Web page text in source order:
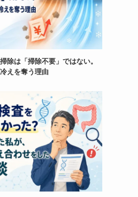
除は「掃除不要」ではない。
えを奪う理由